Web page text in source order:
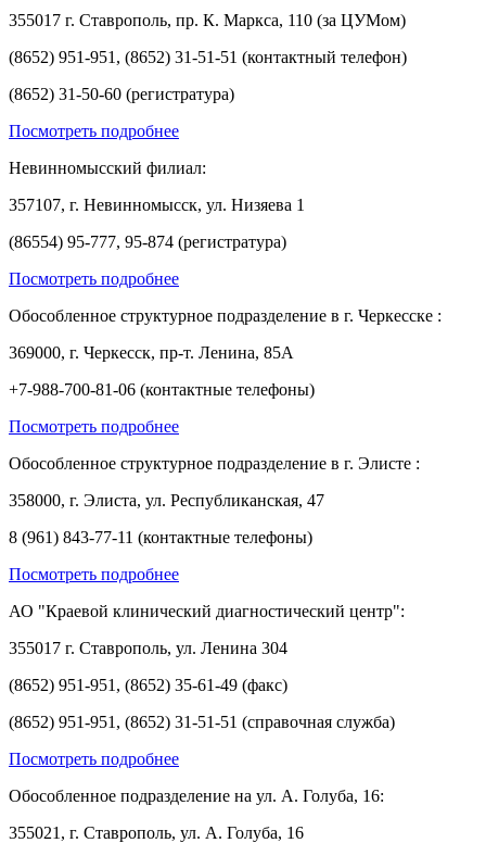
355017 г. Ставрополь, пр. К. Маркса, 110 (за ЦУМом)
(8652) 951-951, (8652) 31-51-51 (контактный телефон)
(8652) 31-50-60 (регистратура)
Посмотреть подробнее
Невинномысский филиал:
357107, г. Невинномысск, ул. Низяева 1
(86554) 95-777, 95-874 (регистратура)
Посмотреть подробнее
Обособленное структурное подразделение в г. Черкесске :
369000, г. Черкесск, пр-т. Ленина, 85А
+7-988-700-81-06 (контактные телефоны)
Посмотреть подробнее
Обособленное структурное подразделение в г. Элисте :
358000, г. Элиста, ул. Республиканская, 47
8 (961) 843-77-11 (контактные телефоны)
Посмотреть подробнее
АО "Краевой клинический диагностический центр":
355017 г. Ставрополь, ул. Ленина 304
(8652) 951-951, (8652) 35-61-49 (факс)
(8652) 951-951, (8652) 31-51-51 (справочная служба)
Посмотреть подробнее
Обособленное подразделение на ул. А. Голуба, 16:
355021, г. Ставрополь, ул. А. Голуба, 16